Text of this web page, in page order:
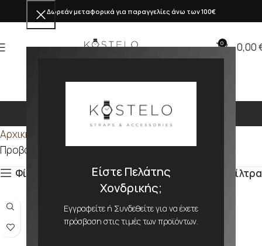
Είστε Πελάτης
Χονδρικής;
Εγγραφείτε ή Συνδεθείτε για να έχετε
πρόσβαση στις τιμές των προϊόντων.
Δωρεάν μεταφορικά για παραγγελίες άνω των 100€
0 0,00
306mm
Αρχική σελίδα
Προβάλλονται όλα - 3 αποτελέσματα
Φίλτρα
Φίλτρα